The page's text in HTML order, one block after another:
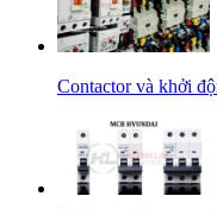
Contactor và khởi